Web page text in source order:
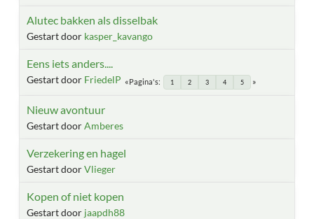
Alutec bakken als disselbak
Gestart door kasper_kavango
Eens iets anders....
Gestart door FriedelP Pagina's 1 2 3 4 5
Nieuw avontuur
Gestart doorAmberes
Verzekering en hagel
Gestart doorVlieger
Kopen of niet kopen
Gestart door jaapdh88